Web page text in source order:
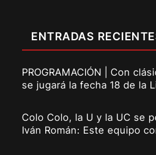
ENTRADAS
PROGRAMACIÓN | Con
se jugará la fecha 18 de la
Colo Colo, la U y la UC se
Iván Román: Este equipo